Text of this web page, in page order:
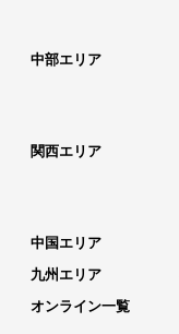
中部エリア
関西エリア
中国エリア
九州エリア
オンライン一覧